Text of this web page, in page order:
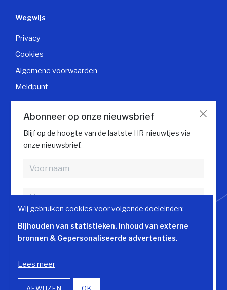
Abonneer op onze nieuwsbrief
Blijf op de hoogte van de laatste HR-nieuwtjes via
onze nieuwsbrief.
Wegwijs
Privacy
Cookies
Algemene voorwaarden
Meldpunt
Klantendienst
Contacteer klantendienst
Volg HR gids
© Copyright 2026 | HR-gids • Alle rechten voorbehouden •
Wij gebruiken cookies voor volgende doeleinden:
Bijhouden van statistieken, Inhoud van externe
bronnen & Gepersonaliseerde advertenties.
Lees meer